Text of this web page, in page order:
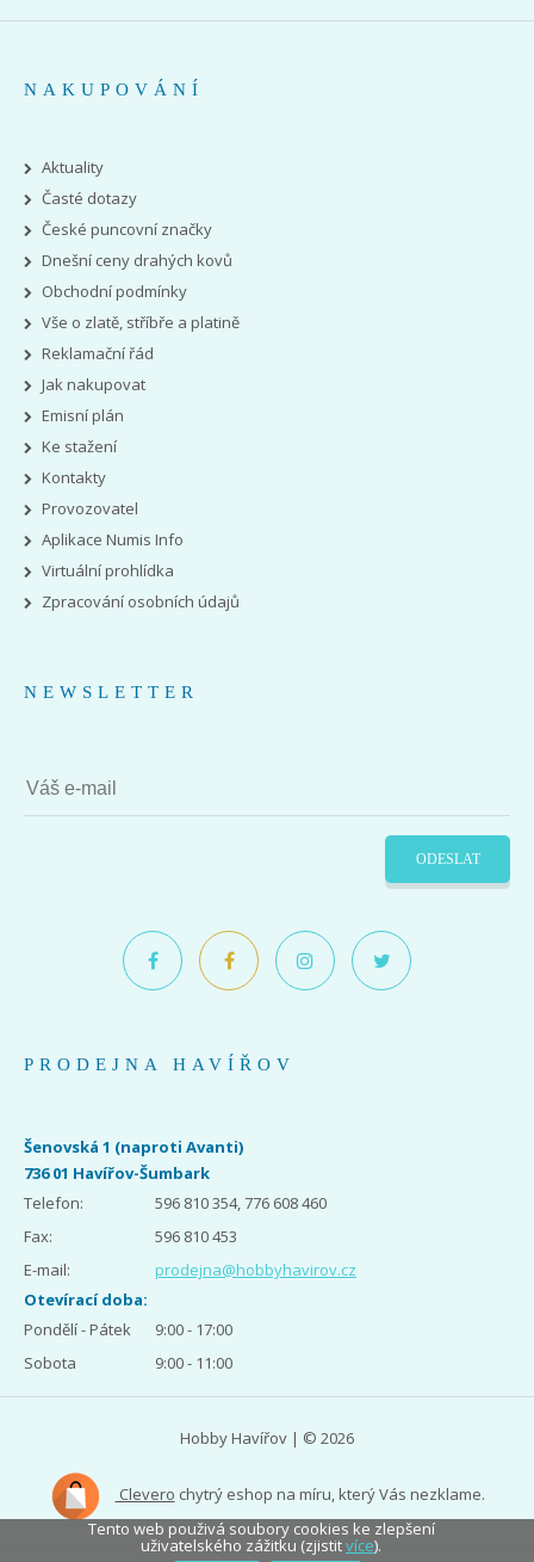
NAKUPOVÁNÍ
Aktuality
Časté dotazy
České puncovní značky
Dnešní ceny drahých kovů
Obchodní podmínky
Vše o zlatě, stříbře a platině
Reklamační řád
Jak nakupovat
Emisní plán
Ke stažení
Kontakty
Provozovatel
Aplikace Numis Info
Virtuální prohlídka
Zpracování osobních údajů
NEWSLETTER
ODESLAT
PRODEJNA HAVÍŘOV
Šenovská 1 (naproti Avanti)
736 01 Havířov-Šumbark
Telefon:
596 810 354, 776 608 460
Fax:
596 810 453
E-mail:
prodejna@hobbyhavirov.cz
Otevírací doba:
Pondělí - Pátek
9:00 - 17:00
Sobota
9:00 - 11:00
Hobby Havířov | © 2026
Clevero chytrý eshop na míru, který Vás nezklame.
Tento web použivá soubory cookies ke zlepšení
uživatelského zážitku (zjistitvíce).